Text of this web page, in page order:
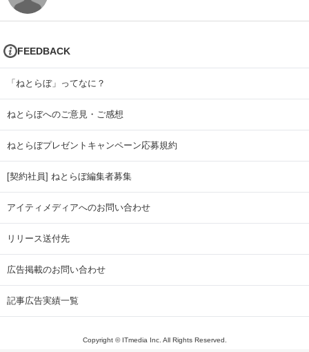
FEEDBACK
「ねとらぼ」ってなに？
ねとらぼへのご意見・ご感想
ねとらぼプレゼントキャンペーン応募規約
[契約社員] ねとらぼ編集者募集
アイティメディアへのお問い合わせ
リリース送付先
広告掲載のお問い合わせ
記事広告実績一覧
Copyright © ITmedia Inc. All Rights Reserved.